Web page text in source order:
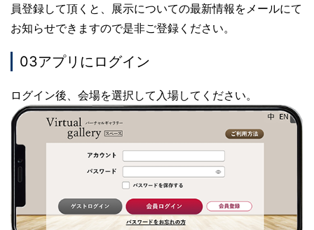
員登録して頂くと、展示についての最新情報をメールにて
お知らせできますので是非ご登録ください。
03アプリにログイン
ログイン後、会場を選択して入場してください。